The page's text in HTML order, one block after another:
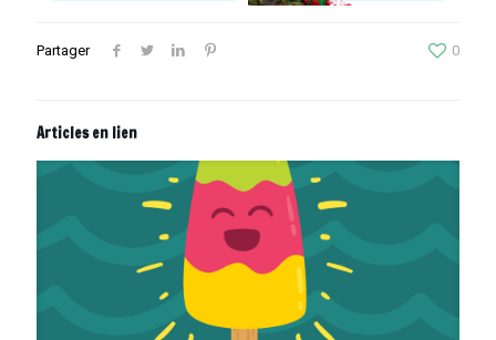
Partager 0
Articles en lien